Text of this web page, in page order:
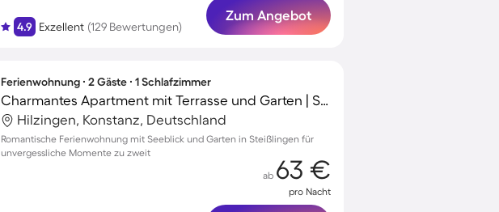
4.9 Exzellent (129 Bewertungen)
Zum Angebot
Ferienwohnung ∙ 2 Gäste ∙ 1 Schlafzimmer
Charmantes Apartment mit Terrasse und Garten | Seeblick | Haustierfreundlich
Hilzingen, Konstanz, Deutschland
Romantische Ferienwohnung mit Seeblick und Garten in Steißlingen für
unvergessliche Momente zu zweit
ab 63 €
pro Nacht